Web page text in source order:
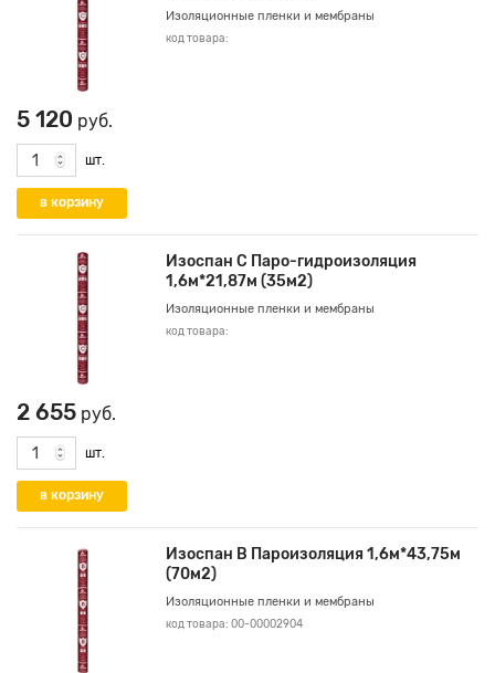
Изоляционные пленки и мембраны
код товара:
5 120 руб.
шт.
Изоспан С Паро-гидроизоляция
1,6м*21,87м (35м2)
Изоляционные пленки и мембраны
код товара:
2 655 руб.
шт.
Изоспан В Пароизоляция 1,6м*43,75м
(70м2)
Изоляционные пленки и мембраны
код товара: 00-00002904